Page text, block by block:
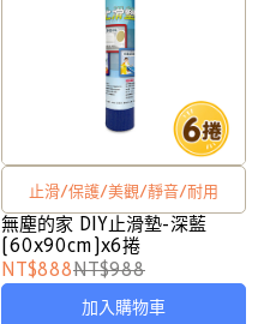
止滑/保護/美觀/靜音/耐用
無塵的家 DIY止滑墊-深藍
(60x90cm)x6捲
NT$888NT$988
加入購物車